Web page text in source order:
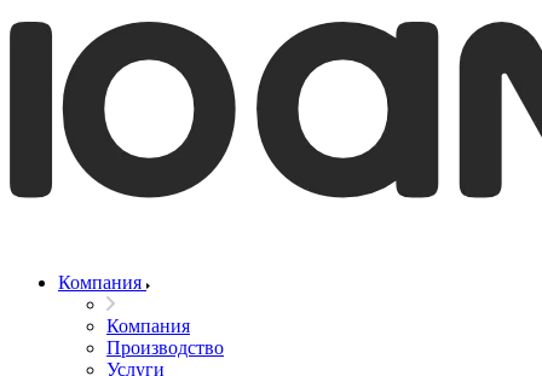
Компания
Компания
Производство
Услуги